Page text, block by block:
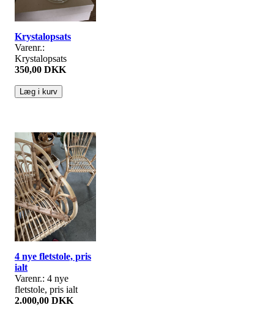
Krystalopsats
Varenr.:
Krystalopsats
350,00 DKK
4 nye fletstole, pris
ialt
Varenr.: 4 nye
fletstole, pris ialt
2.000,00 DKK